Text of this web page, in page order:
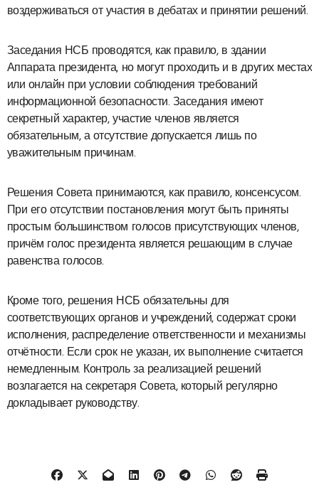
воздерживаться от участия в дебатах и принятии решений.
Заседания НСБ проводятся, как правило, в здании
Аппарата президента, но могут проходить и в других местах
или онлайн при условии соблюдения требований
информационной безопасности. Заседания имеют
секретный характер, участие членов является
обязательным, а отсутствие допускается лишь по
уважительным причинам.
Решения Совета принимаются, как правило, консенсусом.
При его отсутствии постановления могут быть приняты
простым большинством голосов присутствующих членов,
причём голос президента является решающим в случае
равенства голосов.
Кроме того, решения НСБ обязательны для
соответствующих органов и учреждений, содержат сроки
исполнения, распределение ответственности и механизмы
отчётности. Если срок не указан, их выполнение считается
немедленным. Контроль за реализацией решений
возлагается на секретаря Совета, который регулярно
докладывает руководству.